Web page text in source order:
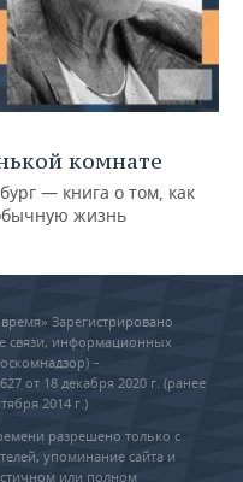
комнате
— книга о том, как
жизнь
Зарегистрировано
связи, информационных
–
от 18 декабря 2020 г. (ранее
2014 г.)
разрешено только с
упоминание сайта и
или полном